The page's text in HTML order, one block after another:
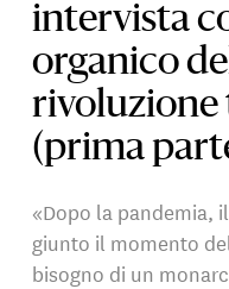
intervista
organico
(prima
«Dopo la pandemia,
giunto il momento
bisogno di un